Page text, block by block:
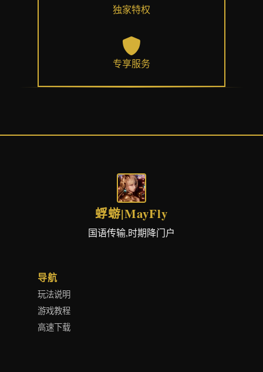
独家特权
专享服务
蜉蝣|MayFly
国语传输,时期降门户
导航
玩法说明
游戏教程
高速下载